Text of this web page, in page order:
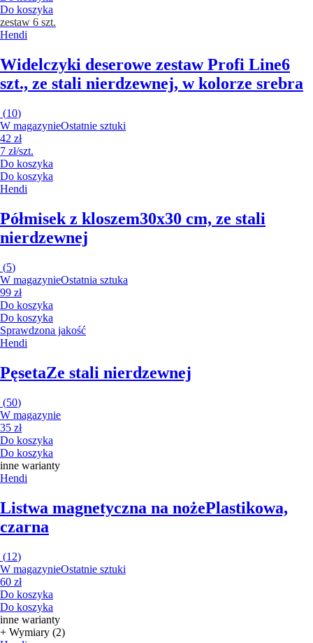
Do koszyka
zestaw 6 szt.
Hendi
Widelczyki deserowe zestaw Profi Line6
szt., ze stali nierdzewnej, w kolorze srebra
(10)
W magazynieOstatnie sztuki
42 zł
7 zł/szt.
Do koszyka
Do koszyka
Hendi
Półmisek z kloszem30x30 cm, ze stali
nierdzewnej
(5)
W magazynieOstatnia sztuka
99 zł
Do koszyka
Do koszyka
Sprawdzona jakość
Hendi
PęsetaZe stali nierdzewnej
(50)
W magazynie
35 zł
Do koszyka
Do koszyka
inne warianty
Hendi
Listwa magnetyczna na nożePlastikowa,
czarna
(12)
W magazynieOstatnie sztuki
60 zł
Do koszyka
Do koszyka
inne warianty
+ Wymiary (2)